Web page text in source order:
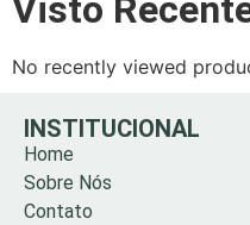
Visto
No recently viewed
INSTITUCIONAL
Home
Sobre Nós
Contato